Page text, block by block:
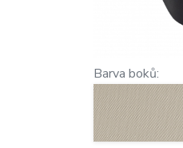
Barva boků: